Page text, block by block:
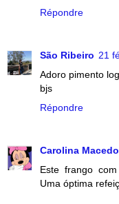
Répondre
São Ribeiro 21
Adoro pimento
bjs
Répondre
Carolina Macedo
Este frango
Uma óptima